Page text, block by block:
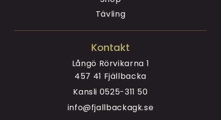
Tävling
Kontakt
Långö Rörvikarna 1
457 41 Fjällbacka
Kansli 0525-311 50
info@fjallbackagk.se